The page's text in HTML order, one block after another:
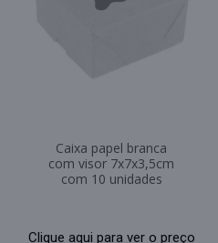
Caixa papel branca
com visor 7x7x3,5cm
com 10 unidades
Clique aqui para ver o preço